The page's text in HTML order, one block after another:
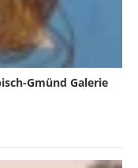
Gmünd Galerie